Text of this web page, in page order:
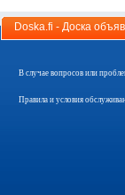
Doska.fi - Доска
В случае вопросов или
Правила и условия